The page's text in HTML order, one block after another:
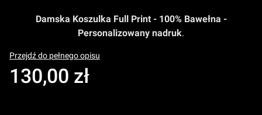
Damska Koszulka Full Print - 100% Bawełna -
Personalizowany nadruk.
Przejdź do pełnego opisu
Cena
130,00 zł